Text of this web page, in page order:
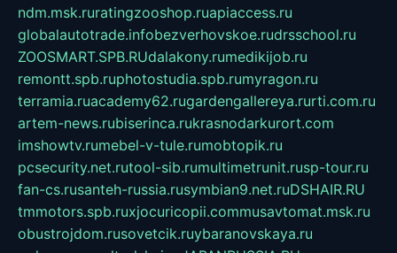
ndm.msk.ruratingzooshop.ruapiaccess.ru
globalautotrade.infobezverhovskoe.rudrsschool.ru
ZOOSMART.SPB.RUdalakony.rumedikijob.ru
remontt.spb.ruphotostudia.spb.rumyragon.ru
terramia.ruacademy62.rugardengallereya.rurti.com.ru
artem-news.rubiserinca.rukrasnodarkurort.com
imshowtv.rumebel-v-tule.rumobtopik.ru
pcsecurity.net.rutool-sib.rumultimetrunit.rusp-tour.ru
fan-cs.rusanteh-russia.rusymbian9.net.ruDSHAIR.RU
tmmotors.spb.ruxjocuricopii.commusavtomat.msk.ru
obustrojdom.rusovetcik.ruybaranovskaya.ru